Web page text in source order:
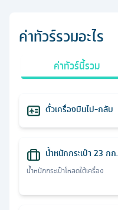
ค่าทัวร์รวมอะไร
ค่าทัวร์นี้รวม
ตั๋วเครื่องบินไป-กลับ
น้ำหนักกระเป๋า 23 กก.
น้ำหนักกระเป๋าโหลดใต้เครื่อง